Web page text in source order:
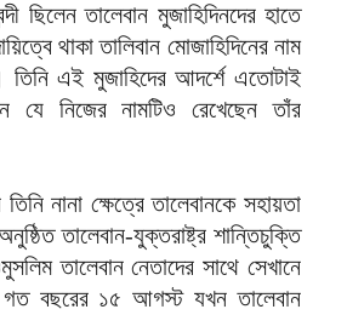
ছিলেন তালেবান মুজাহিদিনদের হাতে
থাকা তালিবান মোজাহিদিনের নাম
তিনি এই মুজাহিদের আদর্শে এতোটাই
যে নিজের নামটিও রেখেছেন তাঁর
নানা ক্ষেত্রে তালেবানকে সহায়তা
তালেবান-যুক্তরাষ্ট্র শান্তিচুক্তি
তালেবান নেতাদের সাথে সেখানে
গত বছরের ১৫ আগস্ট যখন তালেবান